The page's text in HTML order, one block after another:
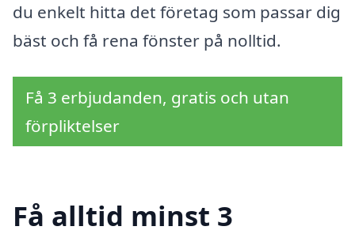
du enkelt hitta det företag som passar dig
bäst och få rena fönster på nolltid.
Få 3 erbjudanden, gratis och utan
förpliktelser
Få alltid minst 3